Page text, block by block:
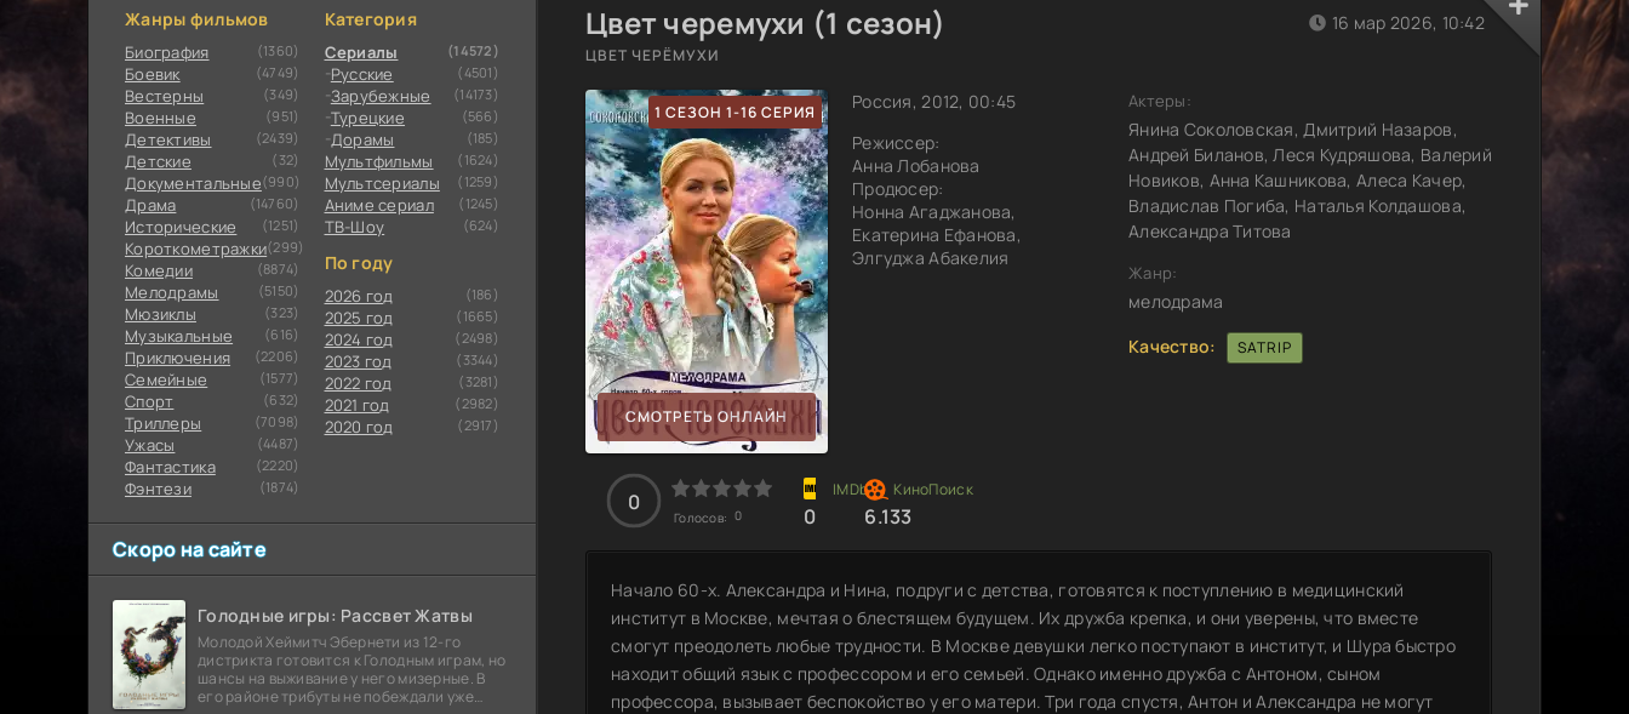
Жанры фильмов
Биография (1360)
Боевик (4749)
Вестерны (349)
Военные (951)
Детективы (2439)
Детские (32)
Документальные(990)
Драма (14760)
Исторические (1251)
Короткометражки(299)
Комедии (8874)
Мелодрамы (5150)
Мюзиклы (323)
Музыкальные (616)
Приключения (2206)
Семейные (1577)
Cпорт (632)
Триллеры (7098)
Ужасы (4487)
Фантастика (2220)
Фэнтези (1874)
Категория
Сериалы (14572)
Русские (4501)
Зарубежные (14173)
Турецкие (566)
Дорамы (185)
Мультфильмы (1624)
Мультсериалы (1259)
Аниме сериал (1245)
ТВ-Шоу (624)
По году
2026 год (186)
2025 год (1665)
2024 год (2498)
2023 год (3344)
2022 год (3281)
2021 год (2982)
2020 год (2917)
Скоро на сайте
Голодные игры: Рассвет Жатвы
Молодой Хеймитч Эбернети из 12-го
дистрикта готовится к Голодным играм, но
шансы на выживание у него мизерные. В
его районе трибуты не побеждали уже
Цвет черемухи (1 сезон)
ЦВЕТ ЧЕРЁМУХИ
1 СЕЗОН 1-16 СЕРИЯ
СМОТРЕТЬ ОНЛАЙН
Россия, 2012, 00:45
Режиссер:
Анна Лобанова
Продюсер:
Нонна Агаджанова,
Екатерина Ефанова,
Элгуджа Абакелия
16 мар 2026, 10:42
Актеры:
Янина Соколовская, Дмитрий Назаров,
Андрей Биланов, Леся Кудряшова, Валерий
Новиков, Анна Кашникова, Алеса Качер,
Владислав Погиба, Наталья Колдашова,
Александра Титова
Жанр:
мелодрама
Качество:
SATRIP
0
Голосов: 0 0 6.133
Начало 60-х. Александра и Нина, подруги с детства, готовятся к поступлению в медицинский
институт в Москве, мечтая о блестящем будущем. Их дружба крепка, и они уверены, что вместе
смогут преодолеть любые трудности. В Москве девушки легко поступают в институт, и Шура быстро
находит общий язык с профессором и его семьей. Однако именно дружба с Антоном, сыном
профессора, вызывает беспокойство у его матери. Три года спустя, Антон и Александра не могут